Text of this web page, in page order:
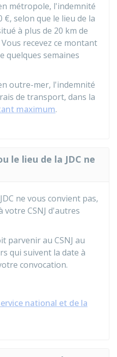
métropole, l'indemnité
€, selon que le lieu de la
à plus de 20 km de
recevez ce montant
quelques semaines
outre-mer, l'indemnité
de transport, dans la
maximum.
le lieu de la JDC ne
JDC ne vous convient pas,
votre CSNJ d'autres
parvenir au CSNJ au
qui suivent la date à
convocation.
national et de la